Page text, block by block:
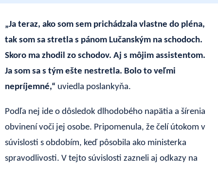
„Ja teraz, ako som sem prichádzala vlastne do pléna,
tak som sa stretla s pánom Lučanským na schodoch.
Skoro ma zhodil zo schodov. Aj s môjim assistentom.
Ja som sa s tým ešte nestretla. Bolo to veľmi
nepríjemné,“ uviedla poslankyňa.
Podľa nej ide o dôsledok dlhodobého napätia a šírenia
obvinení voči jej osobe. Pripomenula, že čelí útokom v
súvislosti s obdobím, keď pôsobila ako ministerka
spravodlivosti. V tejto súvislosti zazneli aj odkazy na